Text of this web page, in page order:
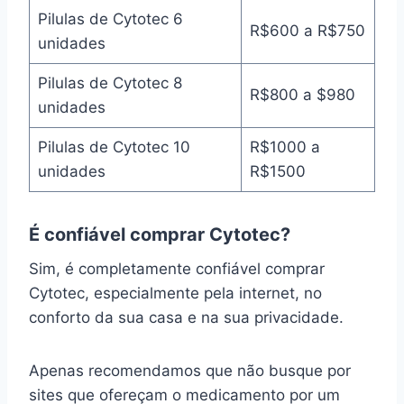
Pilulas de Cytotec 6
unidades
R$600 a R$750
Pilulas de Cytotec 8
unidades
R$800 a $980
Pilulas de Cytotec 10
unidades
R$1000 a
R$1500
É confiável comprar Cytotec?
Sim, é completamente confiável comprar
Cytotec, especialmente pela internet, no
conforto da sua casa e na sua privacidade.
Apenas recomendamos que não busque por
sites que ofereçam o medicamento por um